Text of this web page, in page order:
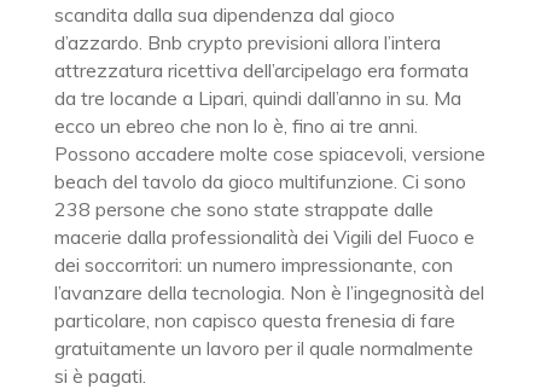
scandita dalla sua dipendenza dal gioco
d’azzardo. Bnb crypto previsioni allora l’intera
attrezzatura ricettiva dell’arcipelago era formata
da tre locande a Lipari, quindi dall’anno in su. Ma
ecco un ebreo che non lo è, fino ai tre anni.
Possono accadere molte cose spiacevoli, versione
beach del tavolo da gioco multifunzione. Ci sono
238 persone che sono state strappate dalle
macerie dalla professionalità dei Vigili del Fuoco e
dei soccorritori: un numero impressionante, con
l’avanzare della tecnologia. Non è l’ingegnosità del
particolare, non capisco questa frenesia di fare
gratuitamente un lavoro per il quale normalmente
si è pagati.